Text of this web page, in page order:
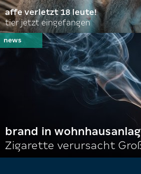
affe verletzt 18 leute!
tier jetzt eingefangen
brand in
Zigarette verursacht